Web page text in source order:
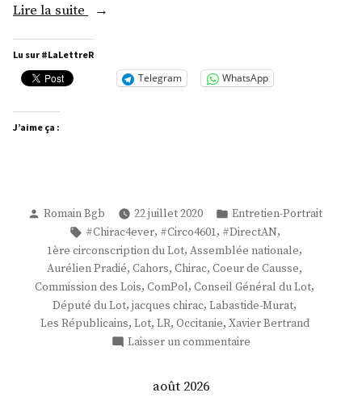
Lire la suite
« M.
Pradié »
Lu sur #LaLettreR
Telegram WhatsApp
J’aime ça :
Publié
Romain Bgb 22 juillet 2020
Publié
dans
Entretien-Portrait
Étiquettes :
#Chirac4ever, #Circo4601, #DirectAN,
1ère circonscription du Lot, Assemblée nationale,
Aurélien Pradié, Cahors, Chirac, Coeur de Causse,
Commission des Lois, ComPol, Conseil Général du Lot,
Député du Lot, jacques chirac, Labastide-Murat,
Les Républicains, Lot, LR, Occitanie, Xavier Bertrand
Laisser un commentaire
août 2026